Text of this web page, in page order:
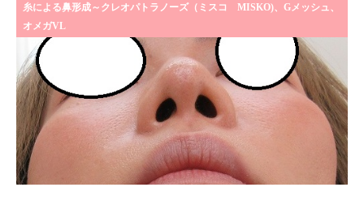
糸による鼻形成～クレオパトラノーズ（ミスコ MISKO)、Gメッシュ、
オメガVL